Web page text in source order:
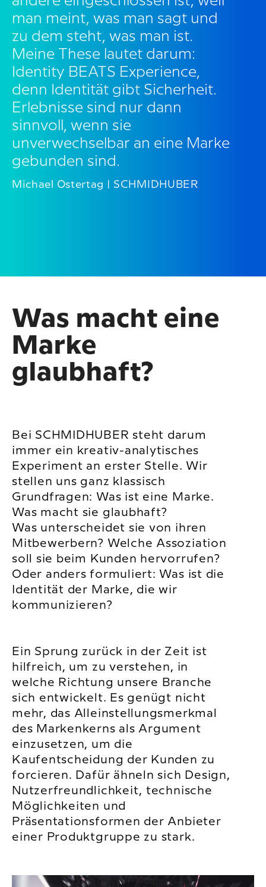
man meint, was man sagt und
zu dem steht, was man ist.
Meine These lautet darum:
Identity BEATS Experience,
denn Identität gibt Sicherheit.
Erlebnisse sind nur dann
sinnvoll, wenn sie
unverwechselbar an eine Marke
gebunden sind.
Michael Ostertag | SCHMIDHUBER
Was macht eine
Marke
glaubhaft?
Bei SCHMIDHUBER steht darum
immer ein kreativ-analytisches
Experiment an erster Stelle. Wir
stellen uns ganz klassisch
Grundfragen: Was ist eine Marke.
Was macht sie glaubhaft?
Was unterscheidet sie von ihren
Mitbewerbern? Welche Assoziation
soll sie beim Kunden hervorrufen?
Oder anders formuliert: Was ist die
Identität der Marke, die wir
kommunizieren?
Ein Sprung zurück in der Zeit ist
hilfreich, um zu verstehen, in
welche Richtung unsere Branche
sich entwickelt. Es genügt nicht
mehr, das Alleinstellungsmerkmal
des Markenkerns als Argument
einzusetzen, um die
Kaufentscheidung der Kunden zu
forcieren. Dafür ähneln sich Design,
Nutzerfreundlichkeit, technische
Möglichkeiten und
Präsentationsformen der Anbieter
einer Produktgruppe zu stark.